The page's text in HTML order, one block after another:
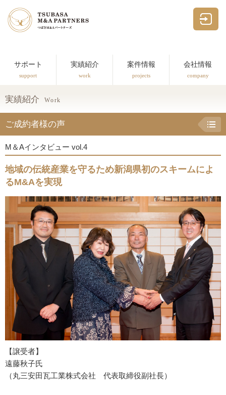
つばさM&Aパー
サポート
support
実績紹介
work
案件情報
projects
会社情報
company
実績紹介 Work
ご成約者様の声
M＆Aインタビュー vol.4
地域の伝統産業を守るため新潟県初のスキームによ
るM&Aを実現
【譲受者】
遠藤秋子氏
（丸三安田瓦工業株式会社 代表取締役副社長）